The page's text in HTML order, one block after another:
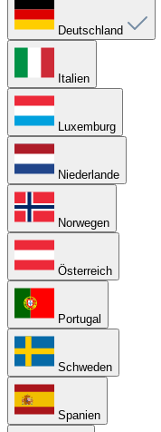
Deutschland
Italien
Luxemburg
Niederlande
Norwegen
Österreich
Portugal
Schweden
Spanien